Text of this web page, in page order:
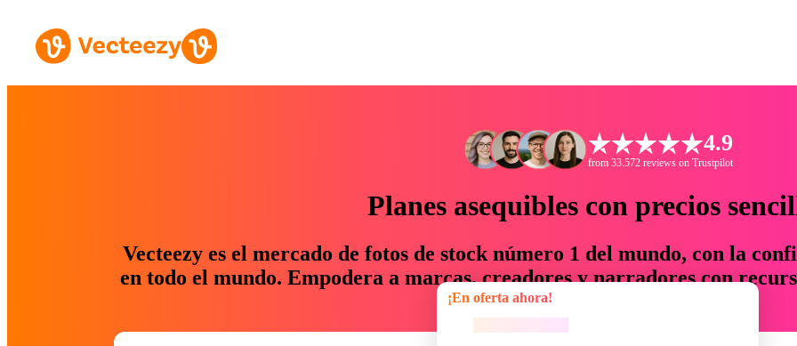
4.9
from 33.572 reviews on Trustpilot
Planes asequibles con precios
Vecteezy es el mercado de fotos de stock número 1 del mundo, con la
en todo el mundo. Empodera a marcas, creadores y narradores con
un 76 % en tiempo y presupuesto.
¡En oferta ahora!